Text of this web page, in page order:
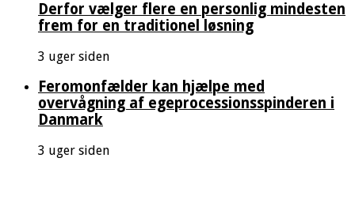
Derfor vælger flere en personlig mindesten
frem for en traditionel løsning
3 uger siden
Feromonfælder kan hjælpe med
overvågning af egeprocessionsspinderen i
Danmark
3 uger siden